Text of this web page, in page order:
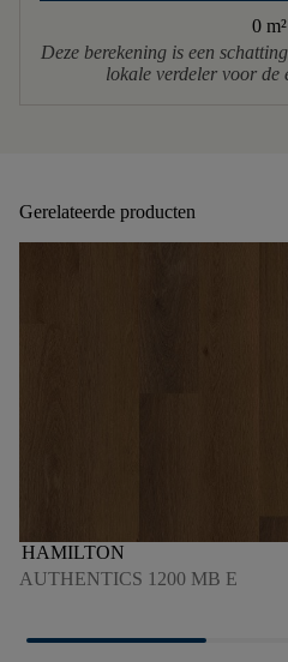
0 m²
Deze berekening is een
lokale verdeler voor de
Gerelateerde producten
HAMILTON
AUTHENTICS 1200 MB E